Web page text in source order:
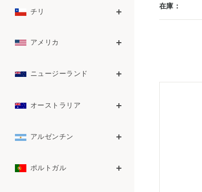
在庫：
チリ
アメリカ
ニュージーランド
オーストラリア
アルゼンチン
ポルトガル